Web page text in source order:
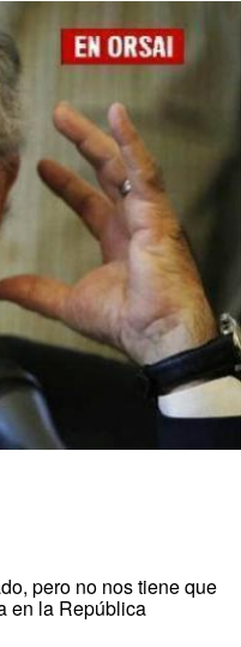
pero no nos tiene que
en la República